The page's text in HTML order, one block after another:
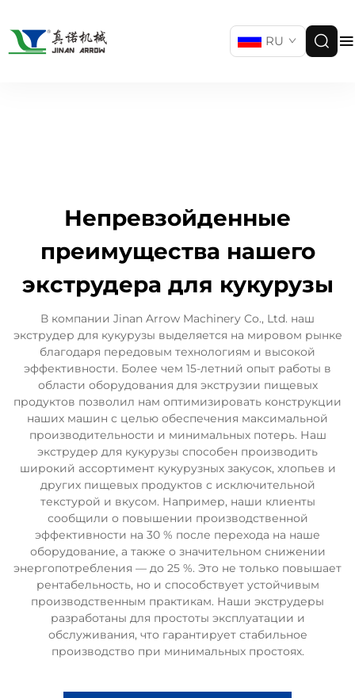
RU
Непревзойденные
преимущества нашего
экструдера для кукурузы
В компании Jinan Arrow Machinery Co., Ltd. наш
экструдер для кукурузы выделяется на мировом рынке
благодаря передовым технологиям и высокой
эффективности. Более чем 15-летний опыт работы в
области оборудования для экструзии пищевых
продуктов позволил нам оптимизировать конструкции
наших машин с целью обеспечения максимальной
производительности и минимальных потерь. Наш
экструдер для кукурузы способен производить
широкий ассортимент кукурузных закусок, хлопьев и
других пищевых продуктов с исключительной
текстурой и вкусом. Например, наши клиенты
сообщили о повышении производственной
эффективности на 30 % после перехода на наше
оборудование, а также о значительном снижении
энергопотребления — до 25 %. Это не только повышает
рентабельность, но и способствует устойчивым
производственным практикам. Наши экструдеры
разработаны для простоты эксплуатации и
обслуживания, что гарантирует стабильное
производство при минимальных простоях.